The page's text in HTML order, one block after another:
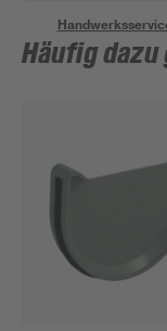
Häufig